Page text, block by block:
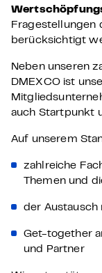
Fragestellungen
berücksichtigt
Neben unseren
DMEXCO ist
auch Startpunkt
Auf unserem
zahlreiche
Themen und
der Austausch
Get-together
und Partner